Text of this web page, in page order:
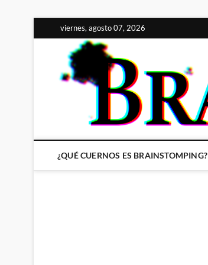
al
contenido
viernes, agosto 07, 2026
¿QUÉ CUERNOS ES BRAINSTOMPING?